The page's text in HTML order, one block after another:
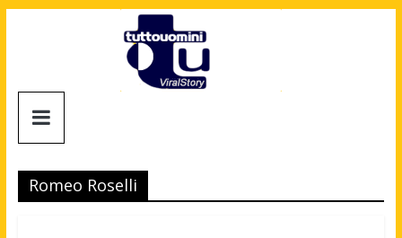
Tuttouomini
Tv,
Cinema,
Romeo Roselli